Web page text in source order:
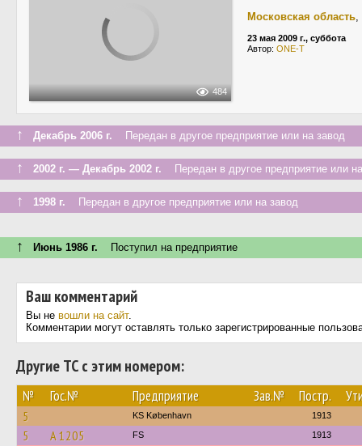
484
Московская область,
23 мая 2009 г., суббота
Автор: ONE-T
↑ Декабрь 2006 г. Передан в другое предприятие или на завод
↑ 2002 г. — Декабрь 2002 г. Передан в другое предприятие или
↑ 1998 г. Передан в другое предприятие или на завод
↑ Июнь 1986 г. Поступил на предприятие
Ваш комментарий
Вы не вошли на сайт.
Комментарии могут оставлять только зарегистрированные
Другие ТС с этим номером:
№ Гос.№ Предприятие Зав.№ Постр.
5 KS København 1913
5 A 1205 FS 1913